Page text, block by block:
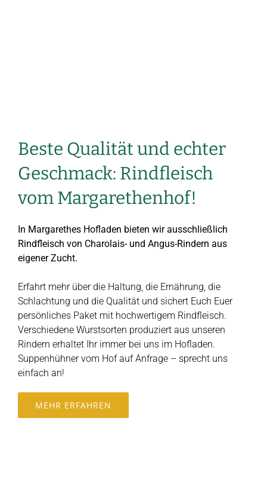
Beste Qualität und echter
Geschmack: Rindfleisch
vom Margarethenhof!
In Margarethes Hofladen bieten wir ausschließlich
Rindfleisch von Charolais- und Angus-Rindern aus
eigener Zucht.
Erfahrt mehr über die Haltung, die Ernährung, die
Schlachtung und die Qualität und sichert Euch Euer
persönliches Paket mit hochwertigem Rindfleisch.
Verschiedene Wurstsorten produziert aus unseren
Rindern erhaltet Ihr immer bei uns im Hofladen.
Suppenhühner vom Hof auf Anfrage – sprecht uns
einfach an!
MEHR ERFAHREN